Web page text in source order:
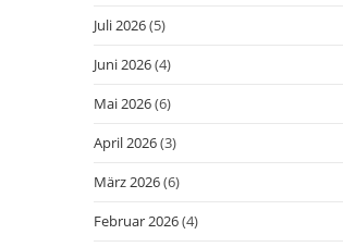
Juli 2026(5)
Juni 2026(4)
Mai 2026(6)
April 2026(3)
März 2026(6)
Februar 2026(4)